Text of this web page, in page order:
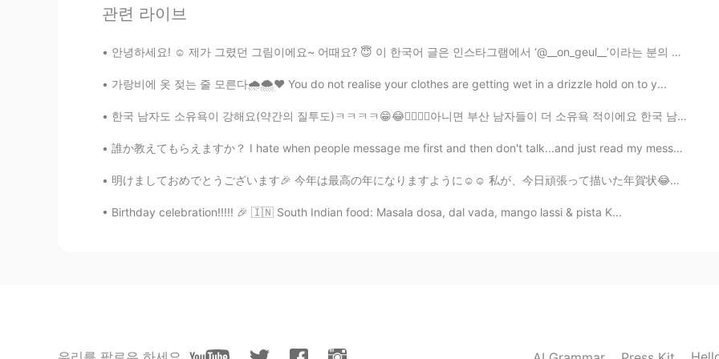
@min ho 민호
KR EN
o^..^o
Sania 사니아 2020.08.02 18:31
HI KR
aww thank you hunky 🤦☺️✌️
HI KR
관련 라이브
안녕하세요! ☺️ 제가 그렸던 그림이에요~ 어때요? 😇 이 한국어 글은 인스타그램에서 ‘@__on_geul__’이라는 분의 프로파일에서 봤습니다! 😊 그 동안 얼마나 힘든 ...
가랑비에 옷 젖는 줄 모른다🌧️🌨️❤️ You do not realise your clothes are getting wet in a drizzle hold on to y...
한국 남자도 소유욕이 강해요(약간의 질투도)ㅋㅋㅋㅋ😁😂🤦‍♀️🤷‍♀️아니면 부산 남자들이 더 소유욕 적이에요 한국 남자들도 소유욕이 강하고 왜 소유욕이 강한지 말해 줄 수 ...
誰か教えてもらえますか？ I hate when people message me first and then don't talk...and just read my messages ...
明けましておめでとうございます🎉 今年は最高の年になりますように☺☺ 私が、今日頑張って描いた年賀状😂😂 4枚しか描いてないけど、めっちゃ疲れた😂😂 来年からもう絵がある年賀状買った方は良いかな笑笑
Birthday celebration!!!!! 🎉 🇮🇳 South Indian food: Masala dosa, dal vada, mango lassi & pista K...